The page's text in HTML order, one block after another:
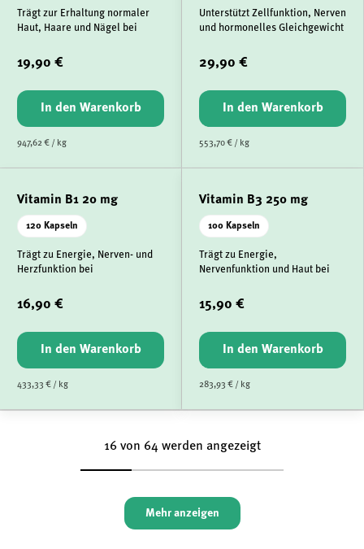
Trägt zur Erhaltung normaler
Haut, Haare und Nägel bei
19,90 €
In den Warenkorb
947,62 € / kg
Unterstützt Zellfunktion, Nerven
und hormonelles Gleichgewicht
29,90 €
In den Warenkorb
553,70 € / kg
Vitamin B1 20 mg
120 Kapseln
Trägt zu Energie, Nerven- und
Herzfunktion bei
16,90 €
In den Warenkorb
433,33 € / kg
Vitamin B3 250 mg
100 Kapseln
Trägt zu Energie,
Nervenfunktion und Haut bei
15,90 €
In den Warenkorb
283,93 € / kg
16 von 64 werden angezeigt
Mehr anzeigen